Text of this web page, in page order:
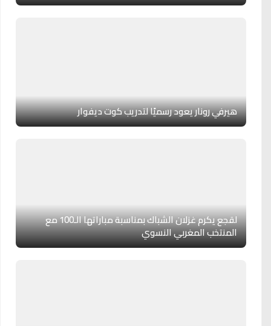
هيرفي رونار يعود رسميًا لتدريب كوت ديفوار
لقجع يكرم غزلان الشباك بمناسبة مباراتها الـ100 مع
المنتخب المغربي النسوي